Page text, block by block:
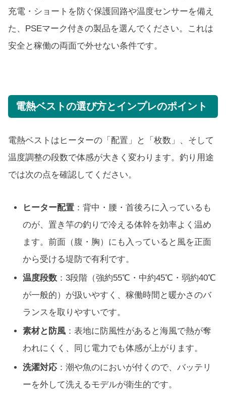
充電・ショートを防ぐ保護回路や温度センサーを備え
た、PSEマーク付きの製品を選んでください。これは
安全と稼働の両面で外せない条件です。
電熱ベストの選び方とインプレのポイント
電熱ベストはヒーターの「配置」と「枚数」、そして
温度調整の段数で体感が大きく変わります。釣り用途
では次の点を確認してください。
ヒーター配置 ：背中・腰・首後ろに入っているも
のが、置き竿の釣りで冷える体幹を効率よく温め
ます。前面（腹・胸）にも入っていると風を正面
から受ける堤防で有利です。
温度段数 ：3段階（強約55℃・中約45℃・弱約40℃
が一般的）が扱いやすく、稼働時間と暖かさのバ
ランスを取りやすいです。
素材と防風 ：表地に防風性があると海風で熱が奪
われにくく、同じ電力でも体感が上がります。
洗濯対応 ：潮や魚のにおいが付くので、バッテリ
ーを外して洗えるモデルが衛生的です。